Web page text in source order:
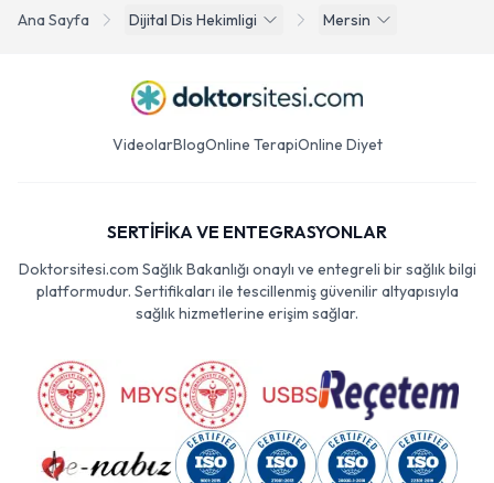
Ana Sayfa Dijital Dis Hekimligi Mersin
VideolarBlogOnline TerapiOnline Diyet
SERTİFİKA VE ENTEGRASYONLAR
Doktorsitesi.com Sağlık Bakanlığı onaylı ve entegreli bir sağlık bilgi
platformudur. Sertifikaları ile tescillenmiş güvenilir altyapısıyla
sağlık hizmetlerine erişim sağlar.